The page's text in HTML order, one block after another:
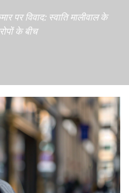
पर विवाद: स्वाति मालीवाल के
के बीच